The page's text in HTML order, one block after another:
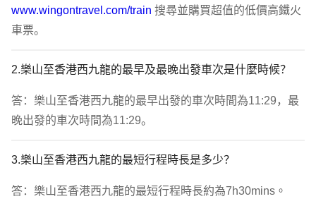
www.wingontravel.com/train 搜尋並購買超值的低價高鐵火
車票。
2.樂山至香港西九龍的最早及最晚出發車次是什麼時候？
答：樂山至香港西九龍的最早出發的車次時間為11:29，最
晚出發的車次時間為11:29。
3.樂山至香港西九龍的最短行程時長是多少？
答：樂山至香港西九龍的最短行程時長約為7h30mins。